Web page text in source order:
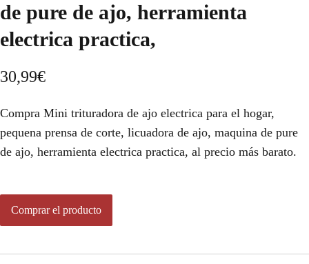
de pure de ajo, herramienta
electrica practica,
30,99€
Compra Mini trituradora de ajo electrica para el hogar,
pequena prensa de corte, licuadora de ajo, maquina de pure
de ajo, herramienta electrica practica, al precio más barato.
Comprar el producto